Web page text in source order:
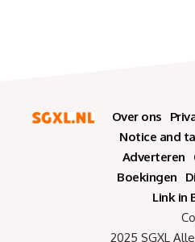
Over ons
Notice and
Adverteren
Boekingen
Link in
2025 SGXL